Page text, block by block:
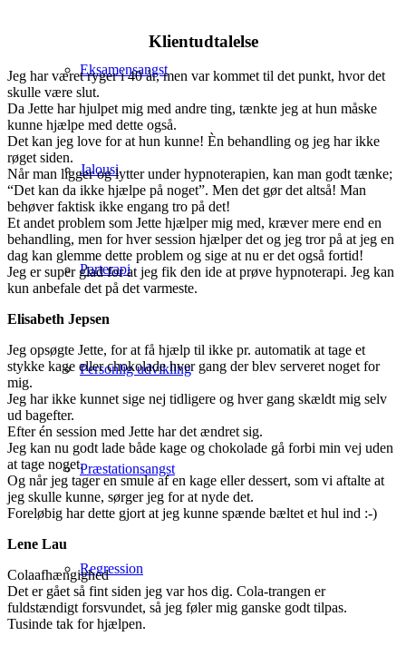
Eksamensangst
Jalousi
Parterapi
Personlig udvikling
Præstationsangst
Regression
Klientudtalelse
Jeg har været ryger i 40 år, men var kommet til det punkt, hvor det
skulle være slut.
Da Jette har hjulpet mig med andre ting, tænkte jeg at hun måske
kunne hjælpe med dette også.
Det kan jeg love for at hun kunne! Èn behandling og jeg har ikke
røget siden.
Når man ligger og lytter under hypnoterapien, kan man godt tænke;
“Det kan da ikke hjælpe på noget”. Men det gør det altså! Man
behøver faktisk ikke engang tro på det!
Et andet problem som Jette hjælper mig med, kræver mere end en
behandling, men for hver session hjælper det og jeg tror på at jeg en
dag kan glemme dette problem og sige at nu er det også fortid!
Jeg er super glad for at jeg fik den ide at prøve hypnoterapi. Jeg kan
kun anbefale det på det varmeste.
Elisabeth Jepsen
Jeg opsøgte Jette, for at få hjælp til ikke pr. automatik at tage et
stykke kage eller chokolade hver gang der blev serveret noget for
mig.
Jeg har ikke kunnet sige nej tidligere og hver gang skældt mig selv
ud bagefter.
Efter én session med Jette har det ændret sig.
Jeg kan nu godt lade både kage og chokolade gå forbi min vej uden
at tage noget.
Og når jeg tager en smule af en kage eller dessert, som vi aftalte at
jeg skulle kunne, sørger jeg for at nyde det.
Foreløbig har dette gjort at jeg kunne spænde bæltet et hul ind :-)
Lene Lau
Colaafhængighed
Det er gået så fint siden jeg var hos dig. Cola-trangen er
fuldstændigt forsvundet, så jeg føler mig ganske godt tilpas.
Tusinde tak for hjælpen.